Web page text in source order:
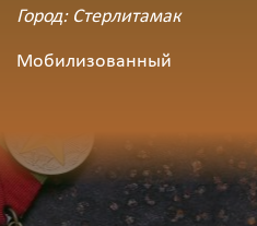
Город: Стерлитамак
Мобилизованный